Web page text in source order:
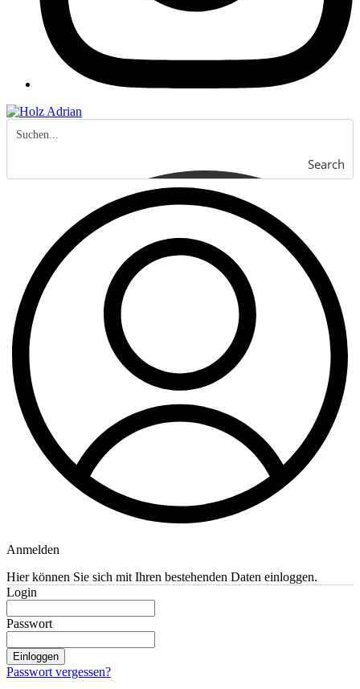
Search
Anmelden
Hier können Sie sich mit Ihren bestehenden Daten einloggen.
Login
Passwort
Einloggen
Passwort vergessen?